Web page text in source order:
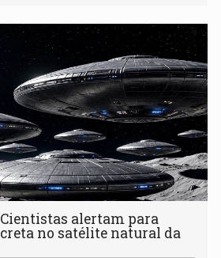
Cientistas alertam para
no satélite natural da